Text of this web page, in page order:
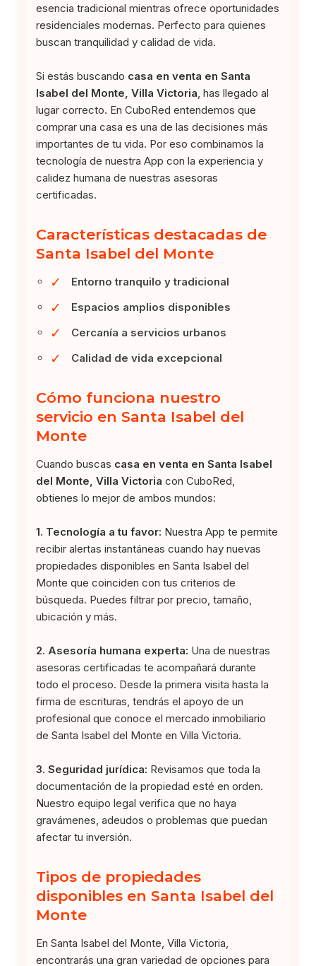
esencia tradicional mientras ofrece oportunidades
residenciales modernas. Perfecto para quienes
buscan tranquilidad y calidad de vida.
Si estás buscando casa en venta en Santa
Isabel del Monte, Villa Victoria , has llegado al
lugar correcto. En CuboRed entendemos que
comprar una casa es una de las decisiones más
importantes de tu vida. Por eso combinamos la
tecnología de nuestra App con la experiencia y
calidez humana de nuestras asesoras
certificadas.
Características destacadas de
Santa Isabel del Monte
✓ Entorno tranquilo y tradicional
✓ Espacios amplios disponibles
✓ Cercanía a servicios urbanos
✓ Calidad de vida excepcional
Cómo funciona nuestro
servicio en Santa Isabel del
Monte
Cuando buscas casa en venta en Santa Isabel
del Monte, Villa Victoria con CuboRed,
obtienes lo mejor de ambos mundos:
1. Tecnología a tu favor: Nuestra App te permite
recibir alertas instantáneas cuando hay nuevas
propiedades disponibles en Santa Isabel del
Monte que coinciden con tus criterios de
búsqueda. Puedes filtrar por precio, tamaño,
ubicación y más.
2. Asesoría humana experta: Una de nuestras
asesoras certificadas te acompañará durante
todo el proceso. Desde la primera visita hasta la
firma de escrituras, tendrás el apoyo de un
profesional que conoce el mercado inmobiliario
de Santa Isabel del Monte en Villa Victoria.
3. Seguridad jurídica: Revisamos que toda la
documentación de la propiedad esté en orden.
Nuestro equipo legal verifica que no haya
gravámenes, adeudos o problemas que puedan
afectar tu inversión.
Tipos de propiedades
disponibles en Santa Isabel del
Monte
En Santa Isabel del Monte, Villa Victoria,
encontrarás una gran variedad de opciones para